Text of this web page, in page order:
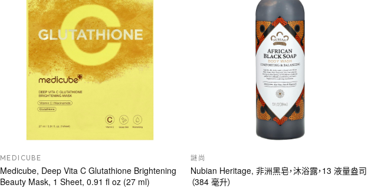
MEDICUBE
Medicube, Deep Vita C Glutathione Brightening
Beauty Mask, 1 Sheet, 0.91 fl oz (27 ml)
謎尚
Nubian Heritage, 非洲黑皂，沐浴露，13 液量盎司
（384 毫升）